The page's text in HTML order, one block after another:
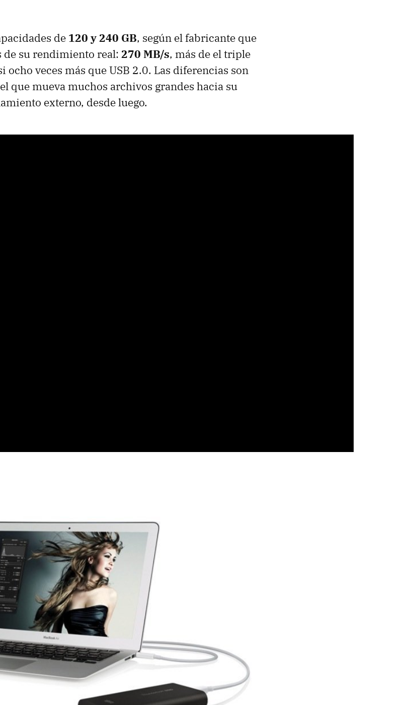
de 120 y 240 GB, según el fabricante que
de su rendimiento real: 270 MB/s, más de el triple
ocho veces más que USB 2.0. Las diferencias son
que mueva muchos archivos grandes hacia su
externo, desde luego.